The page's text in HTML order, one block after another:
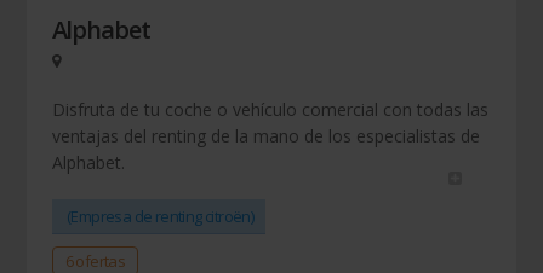
Alphabet
Disfruta de tu coche o vehículo comercial con todas las
ventajas del renting de la mano de los especialistas de
Alphabet.
(Empresa de renting citroën)
6 ofertas